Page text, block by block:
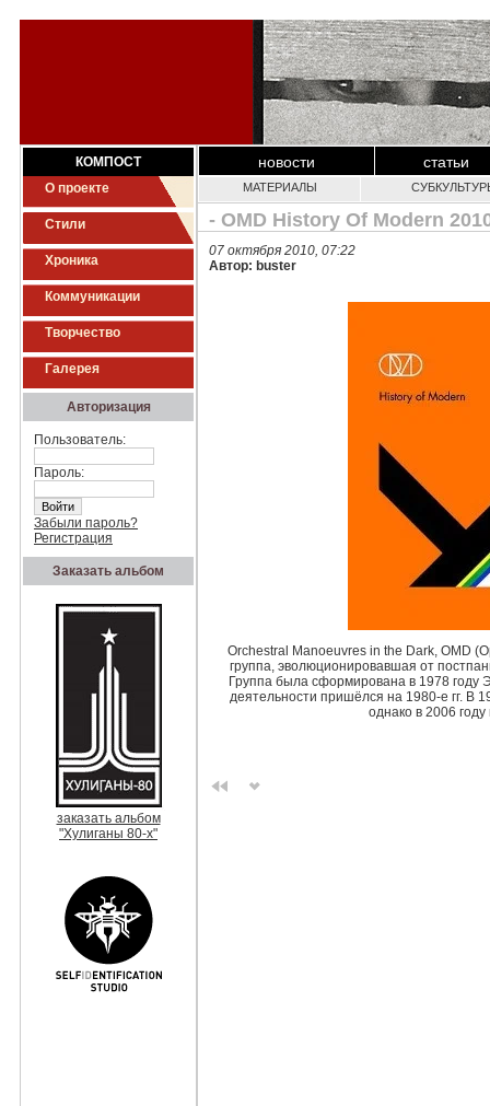
КОМПОСТ
О проекте
Стили
Хроника
Коммуникации
Творчество
Галерея
Авторизация
Пользователь:
Пароль:
Забыли пароль?
Регистрация
Заказать альбом
заказать альбом
"Хулиганы 80-х"
новости статьи
МАТЕРИАЛЫ
- OMD History Of Modern
07 октября 2010, 07:22
Автор: buster
Orchestral Manoeuvres in the Dark, OMD
группа, эволюционировавшая от
Группа была сформирована в 1978 году
деятельности пришёлся на 1980-е гг. В
однако в 2006